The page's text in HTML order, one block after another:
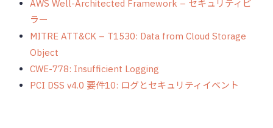
AWS Well-Architected Framework – セキュリティピ
ラー
MITRE ATT&CK – T1530: Data from Cloud Storage
Object
CWE-778: Insufficient Logging
PCI DSS v4.0 要件10: ログとセキュリティイベント